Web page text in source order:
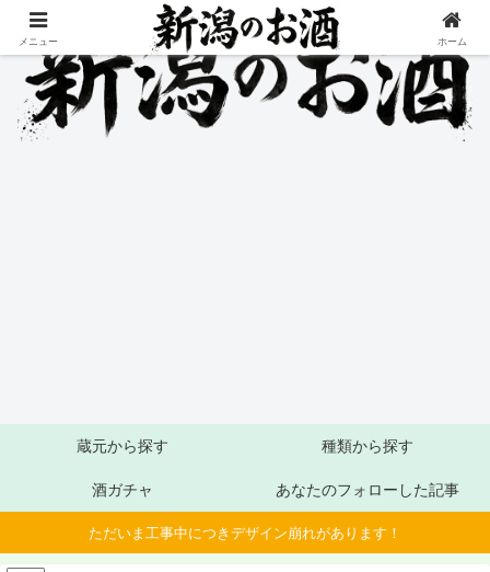
蔵元から探す 種類から探す
酒ガチャ あなたのフォローした記事
ただいま工事中につきデザイン崩れがあります！
メニュー ホーム